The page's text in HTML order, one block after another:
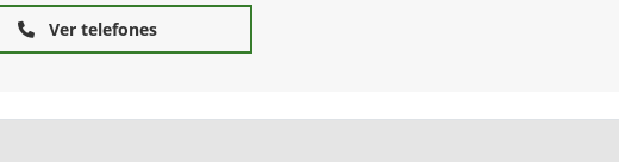
Ver telefones